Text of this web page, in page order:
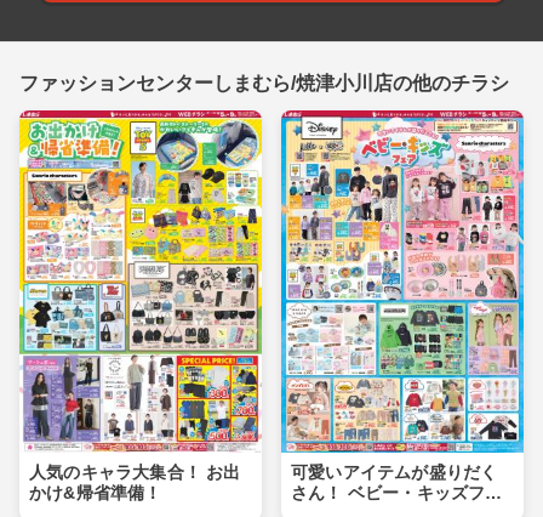
ファッションセンターしまむら/焼津小川店の他のチラシ
人気のキャラ大集合！ お出
かけ&帰省準備！
可愛いアイテムが盛りだく
さん！ ベビー・キッズフェ